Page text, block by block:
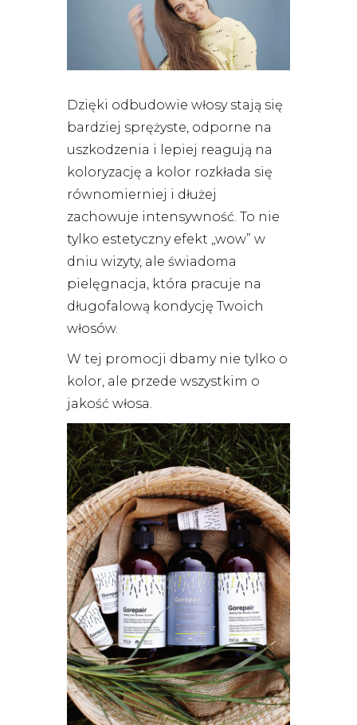
Dzięki odbudowie włosy stają się
bardziej sprężyste, odporne na
uszkodzenia i lepiej reagują na
koloryzację a kolor rozkłada się
równomierniej i dłużej
zachowuje intensywność. To nie
tylko estetyczny efekt „wow” w
dniu wizyty, ale świadoma
pielęgnacja, która pracuje na
długofalową kondycję Twoich
włosów.
W tej promocji dbamy nie tylko o
kolor, ale przede wszystkim o
jakość włosa.